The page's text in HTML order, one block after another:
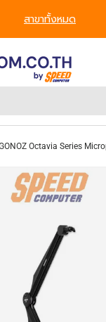
We’ve Got
Segment
Octavia Series
นค้า